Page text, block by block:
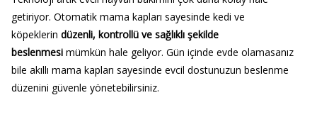
getiriyor. Otomatik mama kapları sayesinde kedi ve
köpeklerin düzenli, kontrollü ve sağlıklı şekilde
beslenmesimümkün hale geliyor. Gün içinde evde olamasanız
bile akıllı mama kapları sayesinde evcil dostunuzun beslenme
düzenini güvenle yönetebilirsiniz.